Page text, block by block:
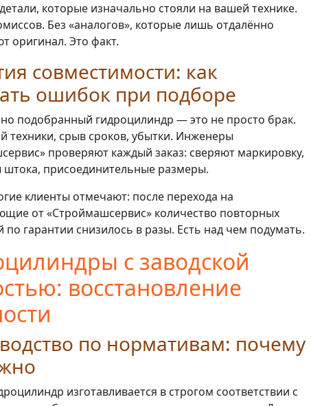
которые изначально стояли на вашей технике.
Без «аналогов», которые лишь отдалённо
оригинал. Это факт.
совместимости: как
ошибок при подборе
подобранный гидроцилиндр — это не просто брак.
техники, срыв сроков, убытки. Инженеры
проверяют каждый заказ: сверяют маркировку,
присоединительные размеры.
клиенты отмечают: после перехода на
от «Строймашсервис» количество повторных
гарантии снизилось в разы. Есть над чем подумать.
с заводской
восстановление
по нормативам: почему
изготавливается в строгом соответствии с